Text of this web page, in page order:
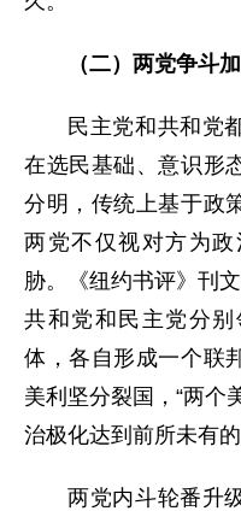
（二）两党争斗
民主党和共和党
在选民基础、意识形
分明，传统上基于政
两党不仅视对方为
胁。《纽约书评》刊
共和党和民主党分
体，各自形成一个联
美利坚分裂国，“两个
治极化达到前所未有的
两党内斗轮番升